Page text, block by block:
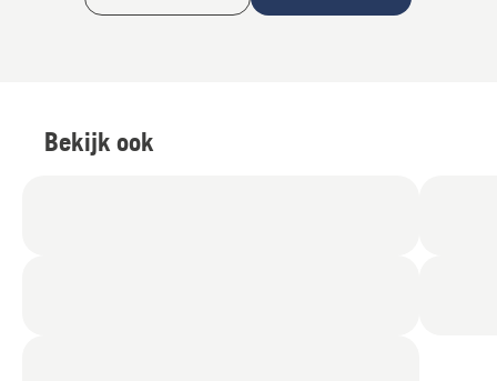
Bekijk ook